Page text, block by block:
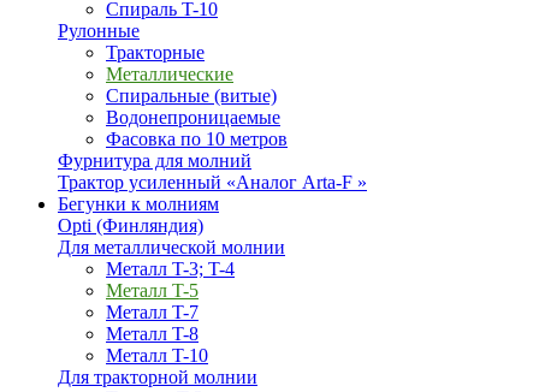
Спираль T-10
Рулонные
Тракторные
Металлические
Спиральные (витые)
Водонепроницаемые
Фасовка по 10 метров
Фурнитура для молний
Трактор усиленный «Аналог Arta-F »
Бегунки к молниям
Opti (Финляндия)
Для металлической молнии
Металл T-3; T-4
Металл T-5
Металл T-7
Металл T-8
Металл T-10
Для тракторной молнии